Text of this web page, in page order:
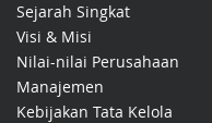
Sejarah Singkat
Visi & Misi
Nilai-nilai Perusahaan
Manajemen
Kebijakan Tata Kelola